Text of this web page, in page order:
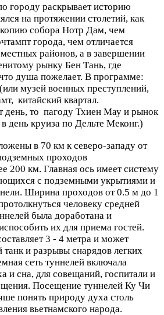
городу раскрывает историю
на протяжении столетий, как
собора Нотр Дам, чем
города, чем отличается
местных районов, а в завершении
рынку Бен Тань, где
душа пожелает. В программе:
музей военных преступлений,
китайский квартал.
день, то пагоду Тхиен Мау и рынок
день круиза по Дельте Меконг.)
в 70 км к северо-западу от
проходов
200 км. Главная ось имеет систему
с подземными укрытиями и
Ширина проходов от 0.5 м до 1
человеку средней
была доработана и
их для приема гостей.
3 - 4 метра и может
и разрывы снарядов легких
сеть туннелей включала
и сна, для совещаний, госпитали и
Посещение туннелей Ку Чи
понять природу духа столь
вьетнамского народа.